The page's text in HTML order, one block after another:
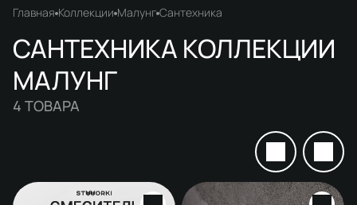
Главная Коллекции Малунг Сантехника
САНТЕХНИКА КОЛЛЕКЦИИ
МАЛУНГ
4 ТОВАРА